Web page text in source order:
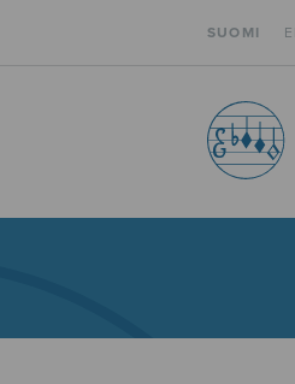
SUOMI